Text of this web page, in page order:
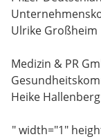
Ulrike Großheim
Medizin & PR
Heike Hallenberg
" width="1"